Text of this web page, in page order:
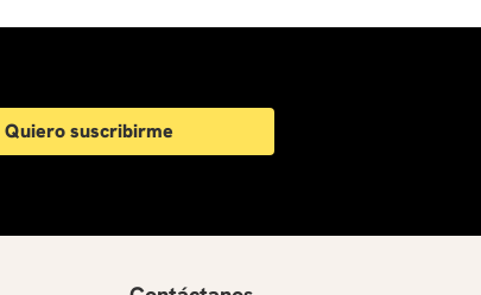
Quiero suscribirme